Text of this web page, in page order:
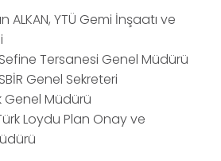
ALKAN, YTÜ Gemi İnşaatı ve
Sefine Tersanesi Genel Müdürü
Genel Sekreteri
Genel Müdürü
Loydu Plan Onay ve